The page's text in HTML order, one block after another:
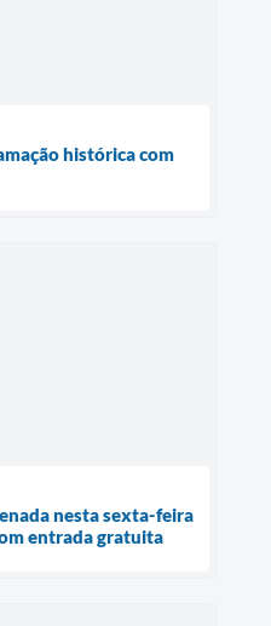
histórica com
nesta sexta-feira
entrada gratuita